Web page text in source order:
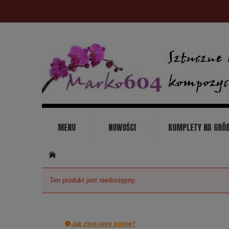
MENU NOWOŚCI KOMPLETY NA
Ten produkt jest niedostępny.
Jak zbieramy opinie?